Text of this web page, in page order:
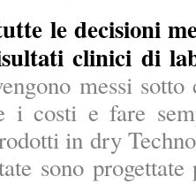
le decisioni
clinici di
messi sotto
i costi e fare
in dry
sono